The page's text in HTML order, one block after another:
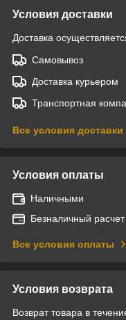
Условия доставки
Доставка
Самовывоз
Доставка курьером
Транспортная
Все условия доставки
Условия оплаты
Наличными
Безналичный расчет
Все условия оплаты
Условия возврата
Возврат товара в